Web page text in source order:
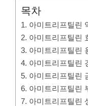
목차
1. 아미트리프틸린
2. 아미트리프틸린
3. 아미트리프틸린
4. 아미트리프틸린
5. 아미트리프틸린
6. 아미트리프틸린
7. 아미트리프틸린